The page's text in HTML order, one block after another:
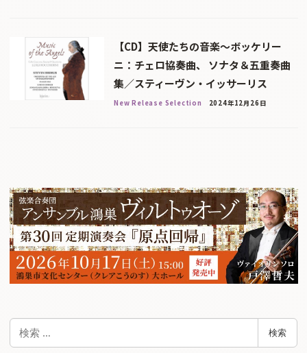
【CD】天使たちの音楽〜ボッケリー
ニ：チェロ協奏曲、 ソナタ＆五重奏曲
集／スティーヴン・イッサーリス
New Release Selection 2024年12月26日
検
検索